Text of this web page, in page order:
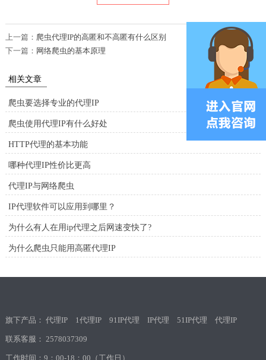
上一篇： 爬虫代理IP的高匿和不高匿有什么区别
下一篇： 网络爬虫的基本原理
相关文章
爬虫要选择专业的代理IP
爬虫使用代理IP有什么好处
HTTP代理的基本功能
哪种代理IP性价比更高
代理IP与网络爬虫
IP代理软件可以应用到哪里？
为什么有人在用ip代理之后网速变快了?
为什么爬虫只能用高匿代理IP
旗下产品： 代理IP 1代理IP 91IP代理 IP代理 51IP代理 代理IP
联系客服： 2578037309
工作时间：9：00-18：00（工作日）